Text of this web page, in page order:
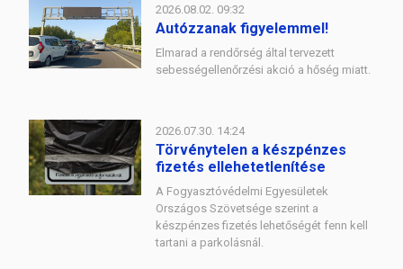
2026.08.02. 09:32
Autózzanak figyelemmel!
Elmarad a rendőrség által tervezett
sebességellenőrzési akció a hőség miatt.
2026.07.30. 14:24
Törvénytelen a készpénzes
fizetés ellehetetlenítése
A Fogyasztóvédelmi Egyesületek
Országos Szövetsége szerint a
készpénzes fizetés lehetőségét fenn kell
tartani a parkolásnál.